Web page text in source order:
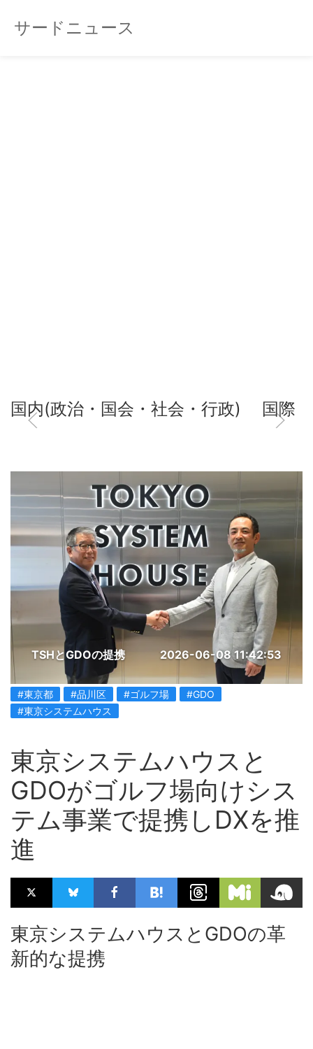
サードニュース
国内(政治・国会・社会・行政) 国際
TSHとGDOの提携 2026-06-08 11:42:53
#東京都 #品川区 #ゴルフ場
#GDO
#東京システムハウス
東京システムハウスと
GDOがゴルフ場向けシス
テム事業で提携しDXを推
進
東京システムハウスとGDOの革
新的な提携